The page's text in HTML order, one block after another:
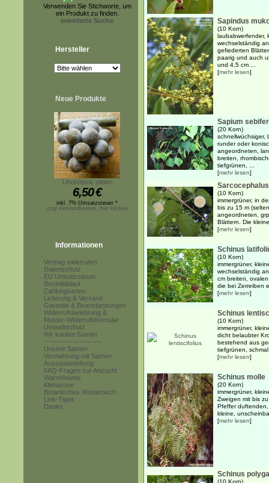
Verwenden Sie Stichworte, um
ein Produkt zu finden.
erweiterte Suche
Hersteller
Neue Produkte
Unonopsis pittieri
6,50€
inkl. 7% Umsatzsteuer *
zzgl.Versandkosten, hier klicken
Informationen
Vertrag widerrufen
Datenschutz
EU Umsatzsteuer
Bestellablauf
Zahlungsarten
Lieferung & Versand
Garantie & Beanstandungen
Widerrufsbelehrung &
Muster-Widerrufsformular
Umweltschutz
Wir kaufen Samen
------------------------
Unsere Samen
Vermehrung mit Samen
Aussaatanleitung
FAQ-Fragen zur Anzucht
Warnhinweis
Klimazone
Botanisches Wörterbuch
Link-Tipps
Danke
Sapindus
(10 Korn)
laubabwerfender,
wechselständig
gefiederten
paarig und auch
und 4,5 cm ...
[mehr lesen]
Sapium
(20 Korn)
schnellwüchsiger,
runder oder
angeordneten,
breiten,
tiefgrünen, ...
[mehr lesen]
(10 Korn)
immergrüner, in
bis zu 15 m
angeordneten,
Blättern. Die
[mehr lesen]
Schinus
(10 Korn)
immergrüner,
wechselständig
cm breiten,
die bei Zerreiben
[mehr lesen]
Schinus
(10 Korn)
immergrüner,
dicht belaubter
bestehend aus
tiefgrünen,
[mehr lesen]
Schinus molle
(20 Korn)
immergrüner,
Zweigen mit bis
Pfeffer
kleine,
[mehr lesen]
Schinus
(10 Korn)